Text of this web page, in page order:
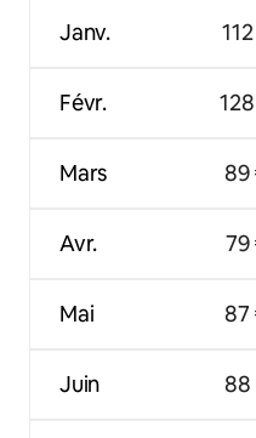
Janv.
Févr.
Mars
Avr.
Mai
Juin
89
79
87
88